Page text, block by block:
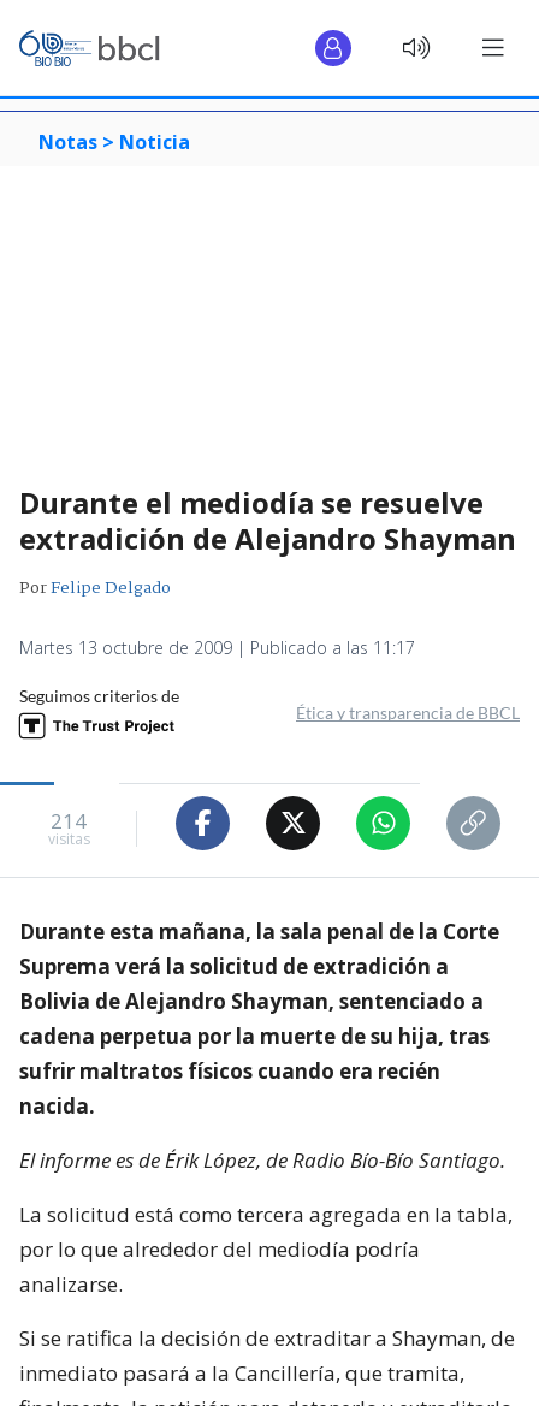
Notas > Noticia
Durante el mediodía se resuelve
extradición de Alejandro Shayman
PorFelipe Delgado
Martes 13 octubre de 2009 | Publicado a las 11:17
Seguimos criterios de
Ética y transparencia de BBCL
214
visitas
Durante esta mañana, la sala penal de la Corte
Suprema verá la solicitud de extradición a
Bolivia de Alejandro Shayman, sentenciado a
cadena perpetua por la muerte de su hija, tras
sufrir maltratos físicos cuando era recién
nacida.
El informe es de Érik López, de Radio Bío-Bío Santiago.
La solicitud está como tercera agregada en la tabla,
por lo que alrededor del mediodía podría
analizarse.
Si se ratifica la decisión de extraditar a Shayman, de
inmediato pasará a la Cancillería, que tramita,